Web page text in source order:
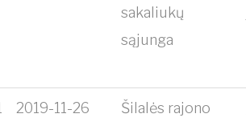
sakaliukų
sąjunga
2019-11-26
Šilalės rajono